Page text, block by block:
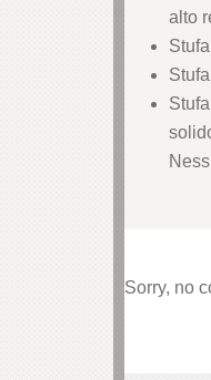
alto
Sorry, no